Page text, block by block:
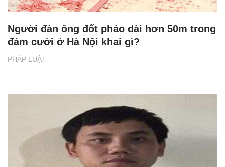
PHÁP LUẬT
Người đàn ông đốt pháo dài hơn 50m trong
đám cưới ở Hà Nội khai gì?